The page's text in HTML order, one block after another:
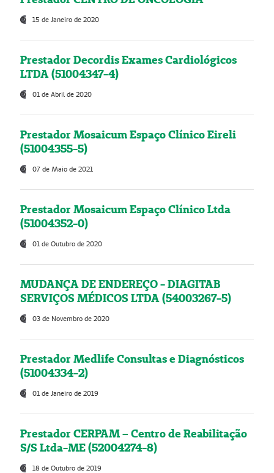
15 de Janeiro de 2020
Prestador Decordis Exames Cardiológicos
LTDA (51004347-4)
01 de Abril de 2020
Prestador Mosaicum Espaço Clínico Eireli
(51004355-5)
07 de Maio de 2021
Prestador Mosaicum Espaço Clínico Ltda
(51004352-0)
01 de Outubro de 2020
MUDANÇA DE ENDEREÇO - DIAGITAB
SERVIÇOS MÉDICOS LTDA (54003267-5)
03 de Novembro de 2020
Prestador Medlife Consultas e Diagnósticos
(51004334-2)
01 de Janeiro de 2019
Prestador CERPAM – Centro de Reabilitação
S/S Ltda-ME (52004274-8)
18 de Outubro de 2019